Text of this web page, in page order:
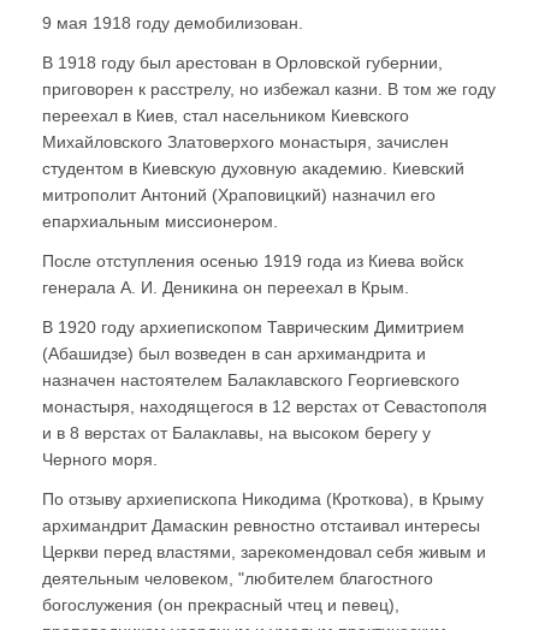
9 мая 1918 году демобилизован.
В 1918 году был арестован в Орловской губернии,
приговорен к расстрелу, но избежал казни. В том же году
переехал в Киев, стал насельником Киевского
Михайловского Златоверхого монастыря, зачислен
студентом в Киевскую духовную академию. Киевский
митрополит Антоний (Храповицкий) назначил его
епархиальным миссионером.
После отступления осенью 1919 года из Киева войск
генерала А. И. Деникина он переехал в Крым.
В 1920 году архиепископом Таврическим Димитрием
(Абашидзе) был возведен в сан архимандрита и
назначен настоятелем Балаклавского Георгиевского
монастыря, находящегося в 12 верстах от Севастополя
и в 8 верстах от Балаклавы, на высоком берегу у
Черного моря.
По отзыву архиепископа Никодима (Кроткова), в Крыму
архимандрит Дамаскин ревностно отстаивал интересы
Церкви перед властями, зарекомендовал себя живым и
деятельным человеком, "любителем благостного
богослужения (он прекрасный чтец и певец),